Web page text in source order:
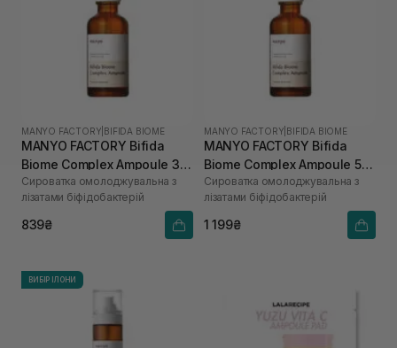
MANYO FACTORY BIFIDA BIOME
MANYO FACTORY Bifida
Biome Complex Ampoule 30
мл
Сироватка омолоджувальна з
лізатами біфідобактерій
839₴
MANYO FACTORY BIFIDA BIOME
MANYO FACTORY Bifida
Biome Complex Ampoule 50
мл
Сироватка омолоджувальна з
лізатами біфідобактерій
1 199₴
ВИБІР ІЛОНИ